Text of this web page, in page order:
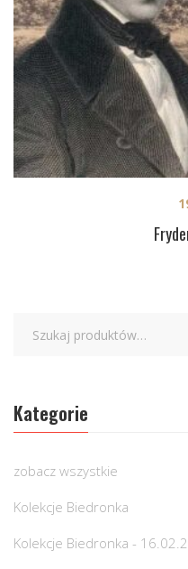
Kategorie
zobacz wszystkie
Kolekcje Biedronka
Kolekcje Biedronka -